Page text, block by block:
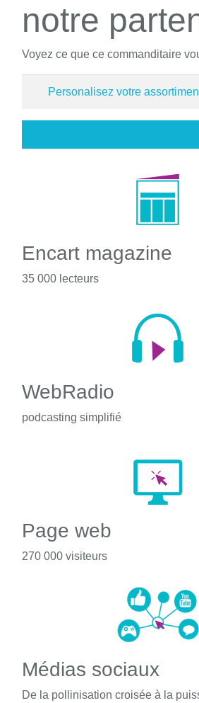
notre
Voyez ce que ce commanditaire
Personalisez votre
Encart magazine
35 000 lecteurs
WebRadio
podcasting simplifié
Page web
270 000 visiteurs
Médias sociaux
De la pollinisation croisée à la